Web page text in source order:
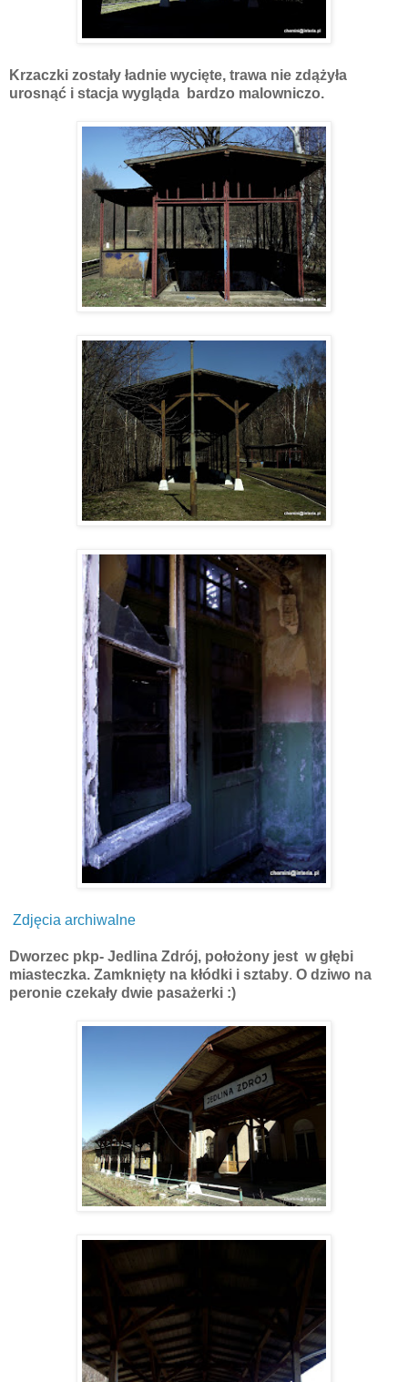
Krzaczki zostały ładnie wycięte, trawa nie zdążyła
urosnąć i stacja wygląda bardzo malowniczo.
Zdjęcia archiwalne
Dworzec pkp- Jedlina Zdrój, położony jest w głębi
miasteczka. Zamknięty na kłódki i sztaby. O dziwo na
peronie czekały dwie pasażerki :)